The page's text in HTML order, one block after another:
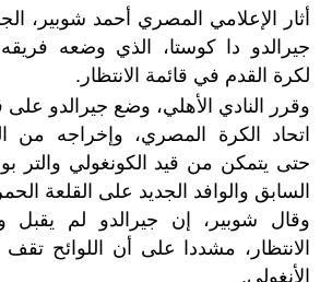
أثار الإعلامي المصري أحمد شوبير،
جيرالدو دا كوستا، الذي وضعه
لكرة القدم في قائمة الانتظار.
وقرر النادي الأهلي، وضع جيرالدو على
اتحاد الكرة المصري، وإخراجه من
حتى يتمكن من قيد الكونغولي والتر
السابق والوافد الجديد على القلعة
وقال شوبير، إن جيرالدو لم
الانتظار، مشددا على أن اللوائح
الأنغولي.